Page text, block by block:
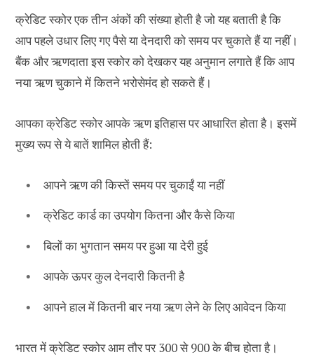
क्रेडिट स्कोर एक तीन अंकों की संख्या होती है जो यह बताती है कि
आप पहले उधार लिए गए पैसे या देनदारी को समय पर चुकाते हैं या नहीं।
बैंक और ऋणदाता इस स्कोर को देखकर यह अनुमान लगाते हैं कि आप
नया ऋण चुकाने में कितने भरोसेमंद हो सकते हैं।
आपका क्रेडिट स्कोर आपके ऋण इतिहास पर आधारित होता है। इसमें
मुख्य रूप से ये बातें शामिल होती हैं:
आपने ऋण की किस्तें समय पर चुकाईं या नहीं
क्रेडिट कार्ड का उपयोग कितना और कैसे किया
बिलों का भुगतान समय पर हुआ या देरी हुई
आपके ऊपर कुल देनदारी कितनी है
आपने हाल में कितनी बार नया ऋण लेने के लिए आवेदन किया
भारत में क्रेडिट स्कोर आम तौर पर 300 से 900 के बीच होता है।